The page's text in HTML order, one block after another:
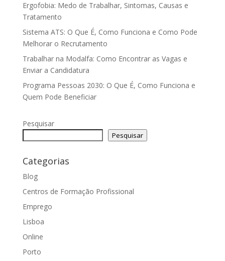
Ergofobia: Medo de Trabalhar, Sintomas, Causas e
Tratamento
Sistema ATS: O Que É, Como Funciona e Como Pode
Melhorar o Recrutamento
Trabalhar na Modalfa: Como Encontrar as Vagas e
Enviar a Candidatura
Programa Pessoas 2030: O Que É, Como Funciona e
Quem Pode Beneficiar
Pesquisar
Pesquisar
Categorias
Blog
Centros de Formação Profissional
Emprego
Lisboa
Online
Porto